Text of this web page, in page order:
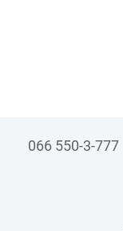
066 550-3-777